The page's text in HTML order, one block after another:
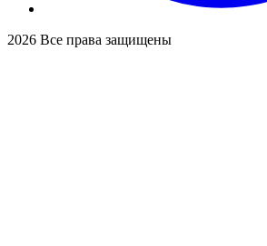
2026 Все права защищены